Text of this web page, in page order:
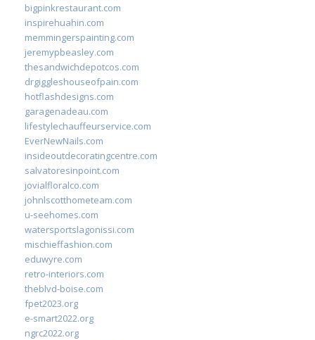
bigpinkrestaurant.com
inspirehuahin.com
memmingerspainting.com
jeremypbeasley.com
thesandwichdepotcos.com
drgiggleshouseofpain.com
hotflashdesigns.com
garagenadeau.com
lifestylechauffeurservice.com
EverNewNails.com
insideoutdecoratingcentre.com
salvatoresinpoint.com
jovialfloralco.com
johnlscotthometeam.com
u-seehomes.com
watersportslagonissi.com
mischieffashion.com
eduwyre.com
retro-interiors.com
theblvd-boise.com
fpet2023.org
e-smart2022.org
ngrc2022.org